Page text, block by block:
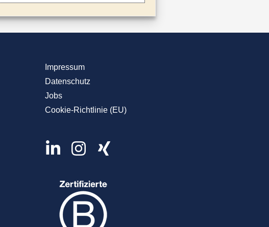
Impressum
Datenschutz
Jobs
Cookie-Richtlinie (EU)